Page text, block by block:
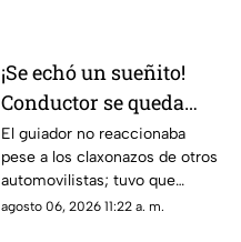
¡Se echó un sueñito!
Conductor se queda
dormido en la fila del
puente libre y se
viraliza en Ciudad
Juárez
El guiador no reaccionaba
pese a los claxonazos de otros
automovilistas; tuvo que
intervenir un agente de CBP
agosto 06, 2026 11:22 a. m.